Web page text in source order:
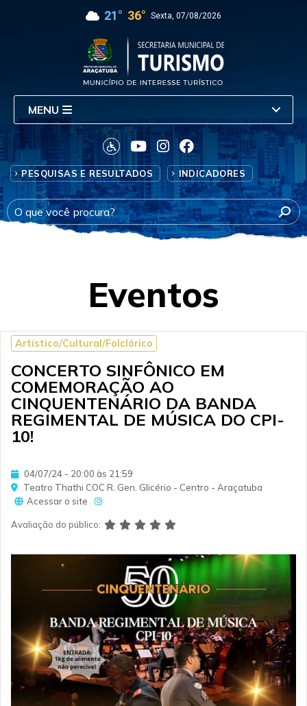
21° 36° Sexta, 07/08/2026
MENU
PESQUISAS E RESULTADOS INDICADORES
Eventos
Artístico/Cultural/Folclórico
CONCERTO SINFÔNICO EM
COMEMORAÇÃO AO
CINQUENTENÁRIO DA BANDA
REGIMENTAL DE MÚSICA DO CPI-
10!
04/07/24 - 20:00 às 21:59
Teatro Thathi COC R. Gen. Glicério - Centro - Araçatuba
Acessar o site
Avaliação do público: